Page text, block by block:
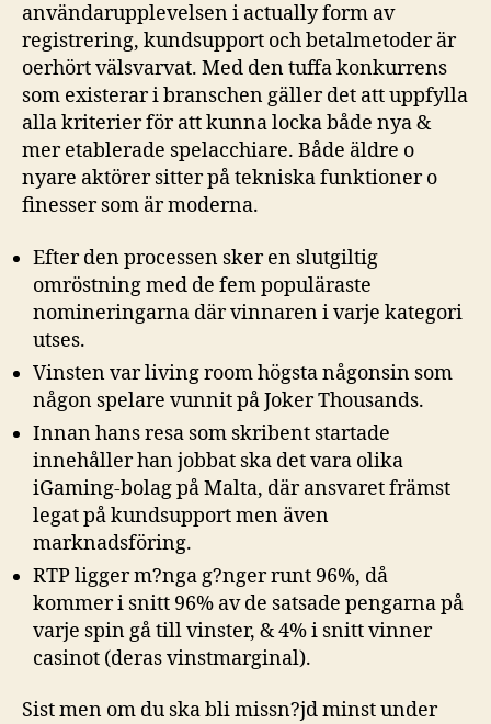
användarupplevelsen i actually form av
registrering, kundsupport och betalmetoder är
oerhört välsvarvat. Med den tuffa konkurrens
som existerar i branschen gäller det att uppfylla
alla kriterier för att kunna locka både nya &
mer etablerade spelacchiare. Både äldre o
nyare aktörer sitter på tekniska funktioner o
finesser som är moderna.
Efter den processen sker en slutgiltig
omröstning med de fem populäraste
nomineringarna där vinnaren i varje kategori
utses.
Vinsten var living room högsta någonsin som
någon spelare vunnit på Joker Thousands.
Innan hans resa som skribent startade
innehåller han jobbat ska det vara olika
iGaming-bolag på Malta, där ansvaret främst
legat på kundsupport men även
marknadsföring.
RTP ligger m?nga g?nger runt 96%, då
kommer i snitt 96% av de satsade pengarna på
varje spin gå till vinster, & 4% i snitt vinner
casinot (deras vinstmarginal).
Sist men om du ska bli missn?jd minst under